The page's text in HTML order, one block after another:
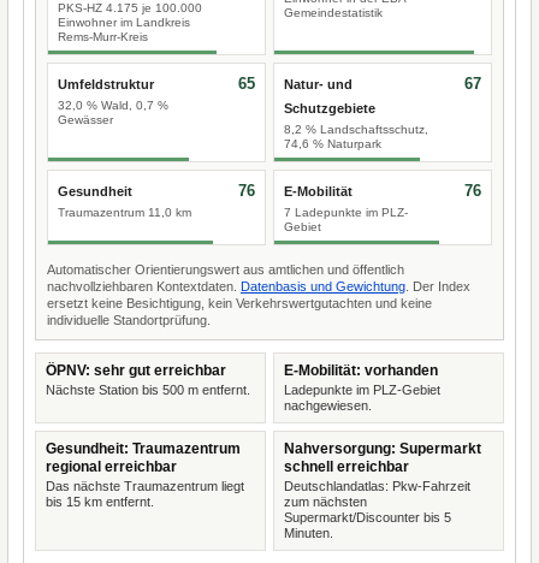
PKS-HZ 4.175 je 100.000
Einwohner im Landkreis
Rems-Murr-Kreis
Gemeindestatistik
Umfeldstruktur
32,0 % Wald, 0,7 %
Gewässer
65
Natur- und
Schutzgebiete
8,2 % Landschaftsschutz,
74,6 % Naturpark
67
Gesundheit
Traumazentrum 11,0 km
76 E-Mobilität
7 Ladepunkte im PLZ-
Gebiet
76
Automatischer Orientierungswert aus amtlichen und öffentlich
nachvollziehbaren Kontextdaten. Datenbasis und Gewichtung . Der Index
ersetzt keine Besichtigung, kein Verkehrswertgutachten und keine
individuelle Standortprüfung.
ÖPNV: sehr gut erreichbar
Nächste Station bis 500 m entfernt.
E-Mobilität: vorhanden
Ladepunkte im PLZ-Gebiet
nachgewiesen.
Gesundheit: Traumazentrum
regional erreichbar
Das nächste Traumazentrum liegt
bis 15 km entfernt.
Nahversorgung: Supermarkt
schnell erreichbar
Deutschlandatlas: Pkw-Fahrzeit
zum nächsten
Supermarkt/Discounter bis 5
Minuten.